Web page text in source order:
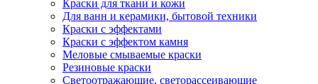
Краски для ткани и кожи
Для ванн и керамики, бытовой техники
Краски с эффектами
Краски с эффектом камня
Меловые смываемые краски
Резиновые краски
Светоотражающие, светорассеивающие